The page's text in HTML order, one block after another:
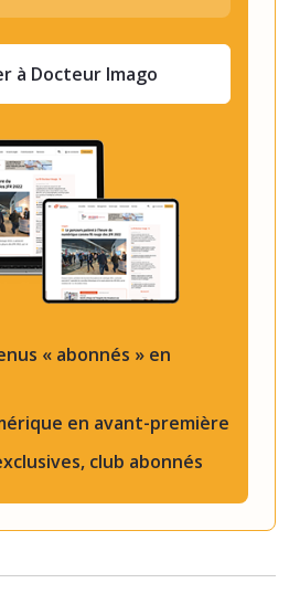
« abonnés » en
en avant-première
club abonnés
à Docteur Imago